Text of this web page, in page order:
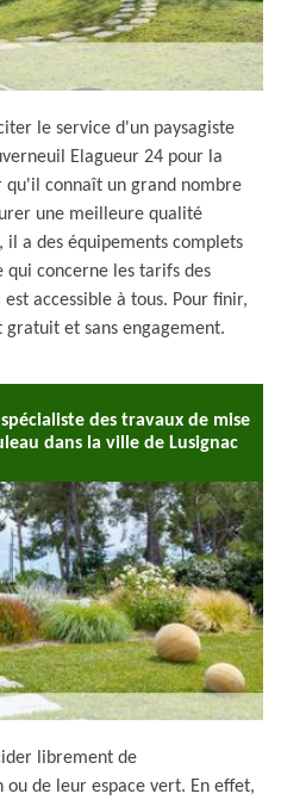
le service d'un paysagiste
Elagueur 24 pour la
qu'il connaît un grand nombre
une meilleure qualité
a des équipements complets
qui concerne les tarifs des
accessible à tous. Pour finir,
gratuit et sans engagement.
des travaux de mise
dans la ville de Lusignac
librement de
de leur espace vert. En effet,